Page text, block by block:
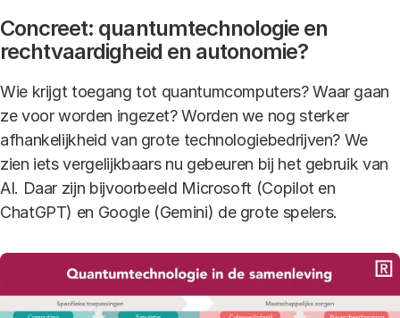
Concreet: quantumtechnologie en
rechtvaardigheid en autonomie?
Wie krijgt toegang tot quantumcomputers? Waar gaan
ze voor worden ingezet? Worden we nog sterker
afhankelijkheid van grote technologiebedrijven? We
zien iets vergelijkbaars nu gebeuren bij het gebruik van
AI. Daar zijn bijvoorbeeld Microsoft (Copilot en
ChatGPT) en Google (Gemini) de grote spelers.